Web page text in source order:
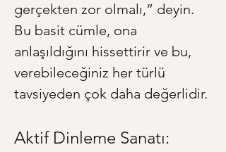
gerçekten zor olmalı,” deyin.
Bu basit cümle, ona
anlaşıldığını hissettirir ve bu,
verebileceğiniz her türlü
tavsiyeden çok daha değerlidir.
Aktif Dinleme Sanatı: